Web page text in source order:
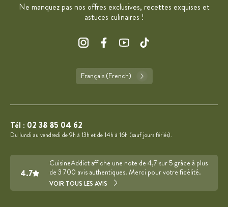
Ne manquez pas nos offres exclusives, recettes exquises et
astuces culinaires !
Français (French)
Tél : 02 38 85 04 62
Du lundi au vendredi de 9h à 13h et de 14h à 16h (sauf jours fériés).
4.7
CuisineAddict affiche une note de 4,7 sur 5 grâce à plus
de 3 700 avis authentiques. Merci pour votre fidélité.
VOIR TOUS LES AVIS